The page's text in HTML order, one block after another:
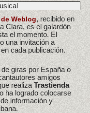
Weblog, recibido en
Clara, es el galardón
el momento. El
una invitación a
cada publicación.
giras por España o
amigos
realiza Trastienda
ha logrado colocarse
información y